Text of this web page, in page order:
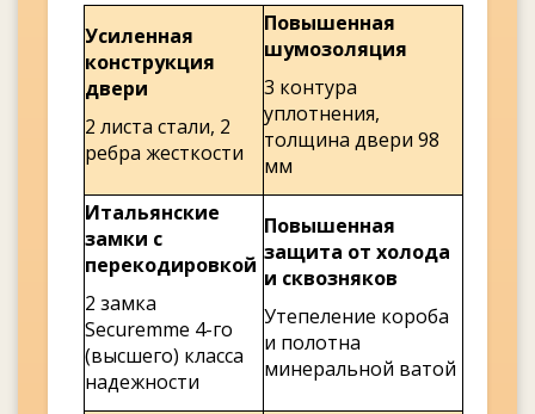
Усиленная
конструкция
двери
2 листа стали, 2
ребра жесткости
Повышенная
шумозоляция
3 контура
уплотнения,
толщина двери 98
мм
Итальянские
замки с
перекодировкой
2 замка
Securemme 4-го
(высшего) класса
надежности
Повышенная
защита от холода
и сквозняков
Утепеление короба
и полотна
минеральной ватой